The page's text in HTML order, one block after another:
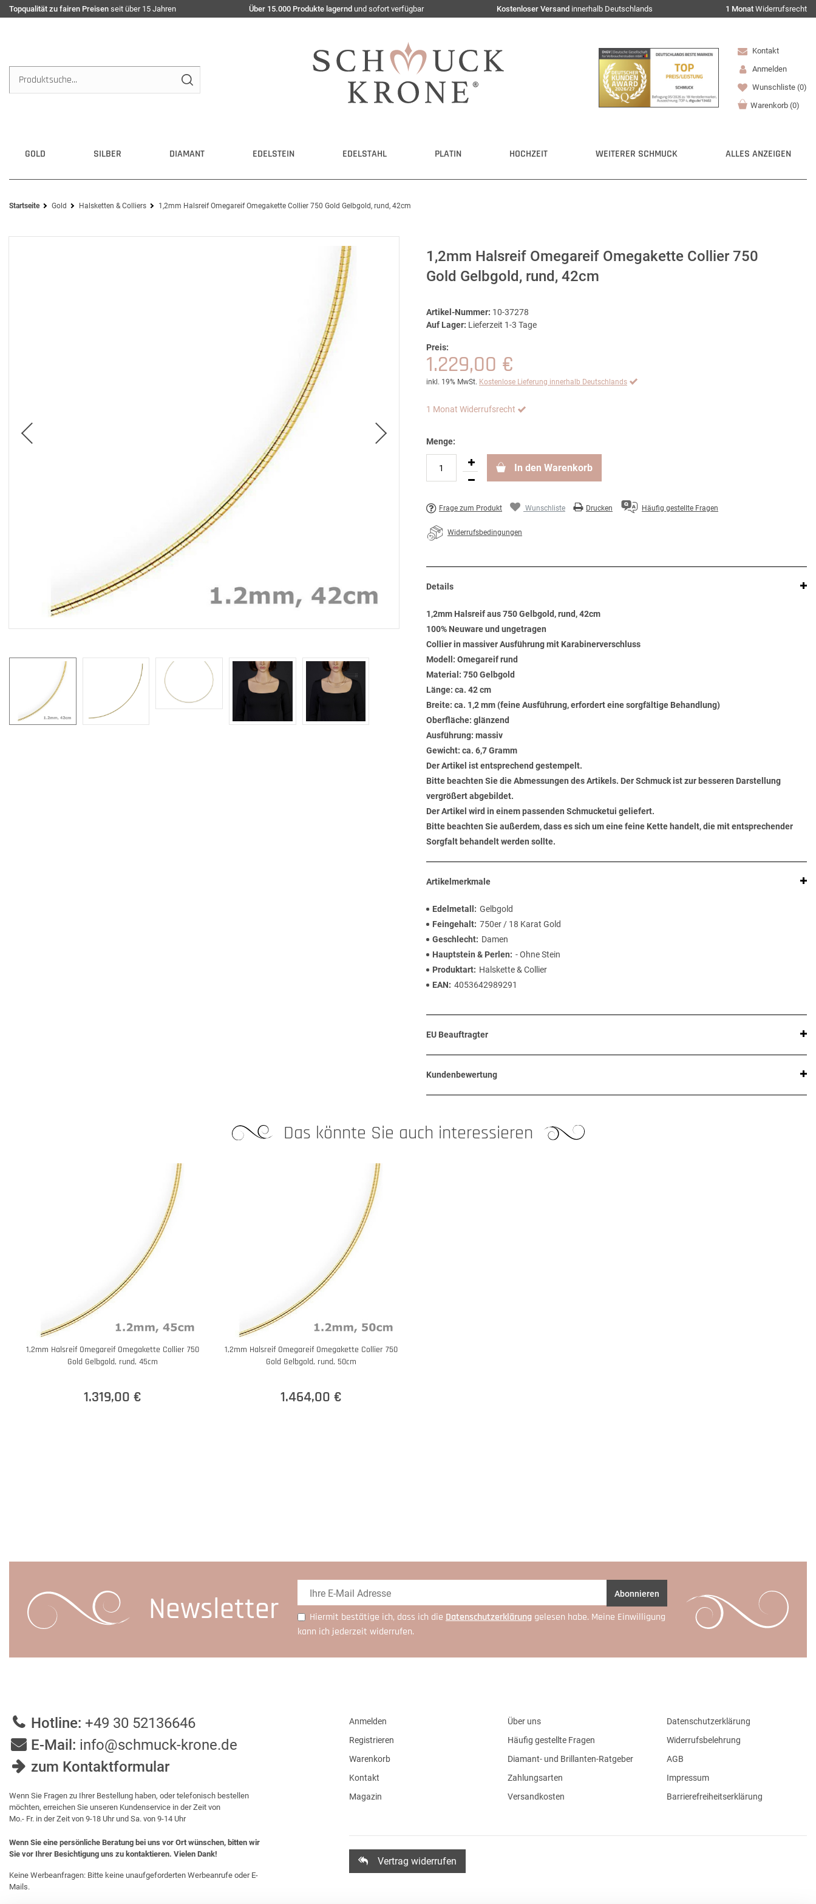
Topqualität zu fairen Preisen seit über 15 Jahren Über 15.000 Produkte lagernd und sofort verfügbar Kostenloser Versand innerhalb Deutschlands 1 Monat Widerrufsrecht
Kontakt
Anmelden
Wunschliste (0)
Warenkorb (0)
GOLD SILBER DIAMANT EDELSTEIN EDELSTAHL PLATIN HOCHZEIT WEITERER SCHMUCK ALLES ANZEIGEN
Startseite Gold Halsketten & Colliers 1,2mm Halsreif Omegareif Omegakette Collier 750 Gold Gelbgold, rund, 42cm
1,2mm Halsreif Omegareif Omegakette Collier 750
Gold Gelbgold, rund, 42cm
Artikel-Nummer: 10-37278
Auf Lager: Lieferzeit 1-3 Tage
Preis:
1.229,00 €
inkl. 19% MwSt. Kostenlose Lieferung innerhalb Deutschlands
1 Monat Widerrufsrecht
Menge:
In den Warenkorb
Frage zum Produkt Wunschliste Drucken Häufig gestellte Fragen
Widerrufsbedingungen
Details
1,2mm Halsreif aus 750 Gelbgold, rund, 42cm
100% Neuware und ungetragen
Collier in massiver Ausführung mit Karabinerverschluss
Modell: Omegareif rund
Material: 750 Gelbgold
Länge: ca. 42 cm
Breite: ca. 1,2 mm (feine Ausführung, erfordert eine sorgfältige Behandlung)
Oberfläche: glänzend
Ausführung: massiv
Gewicht: ca. 6,7 Gramm
Der Artikel ist entsprechend gestempelt.
Bitte beachten Sie die Abmessungen des Artikels. Der Schmuck ist zur besseren Darstellung
vergrößert abgebildet.
Der Artikel wird in einem passenden Schmucketui geliefert.
Bitte beachten Sie außerdem, dass es sich um eine feine Kette handelt, die mit entsprechender
Sorgfalt behandelt werden sollte.
Artikelmerkmale
Edelmetall
Gelbgold
Feingehalt 750er / 18 Karat Gold
Geschlecht
Damen
Hauptstein & Perlen
- Ohne Stein
Produktart
Halskette & Collier
EAN
4053642989291
EU Beauftragter
Kundenbewertung
Das könnte Sie auch interessieren
1,2mm Halsreif Omegareif Omegakette Collier 750
Gold Gelbgold, rund, 45cm
1.319,00 €
1,2mm Halsreif Omegareif Omegakette Collier 750
Gold Gelbgold, rund, 50cm
1.464,00 €
Newsletter Abonnieren
Hiermit bestätige ich, dass ich die Daten­schutz­erklärung gelesen habe. Meine Einwilligung
kann ich jederzeit widerrufen.
Hotline: +49 30 52136646
E-Mail: info@schmuck-krone.de
zum Kontaktformular
Wenn Sie Fragen zu Ihrer Bestellung haben, oder telefonisch bestellen
möchten, erreichen Sie unseren Kundenservice in der Zeit von
Mo.- Fr. in der Zeit von 9-18 Uhr und Sa. von 9-14 Uhr
Wenn Sie eine persönliche Beratung bei uns vor Ort wünschen, bitten wir
Sie vor Ihrer Besichtigung uns zu kontaktieren. Vielen Dank!
Keine Werbeanfragen: Bitte keine unaufgeforderten Werbeanrufe oder E-
Mails.
Anmelden
Registrieren
Warenkorb
Kontakt
Magazin
Über uns
Häufig gestellte Fragen
Diamant- und Brillanten-Ratgeber
Zahlungsarten
Versandkosten
Datenschutzerklärung
Widerrufsbelehrung
AGB
Impressum
Barrierefreiheitserklärung
Vertrag widerrufen